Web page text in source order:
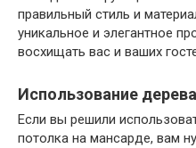
правильный стиль и
уникальное и элегантное
восхищать вас и ваших
Использование
Если вы решили
потолка на мансарде, вам